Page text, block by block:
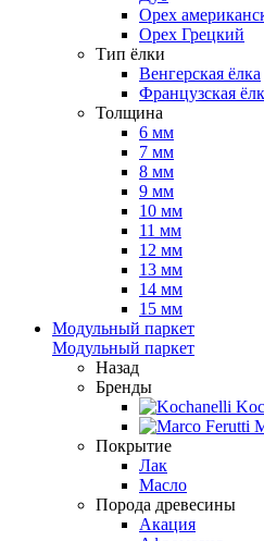
Орех
Орех Грецкий
Тип ёлки
Венгерская ёлка
Французская
Толщина
6 мм
7 мм
8 мм
9 мм
10 мм
11 мм
12 мм
13 мм
14 мм
15 мм
Модульный паркет
Модульный паркет
Назад
Бренды
Покрытие
Лак
Масло
Порода древесины
Акация